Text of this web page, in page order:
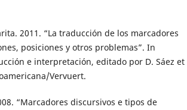
2011. “La traducción de los marcadores
posiciones y otros problemas”. In
e interpretación, editado por D. Sáez et
Vervuert.
“Marcadores discursivos e tipos de